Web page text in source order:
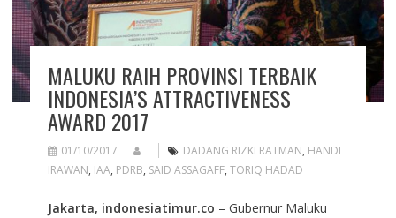
MALUKU RAIH PROVINSI TERBAIK
INDONESIA’S ATTRACTIVENESS
AWARD 2017
01/10/2017 DADANG RIZKI RATMAN, HANDI
IRAWAN, IAA, PDRB, SAID ASSAGAFF, TORIQ HADAD
Jakarta, indonesiatimur.co – Gubernur Maluku